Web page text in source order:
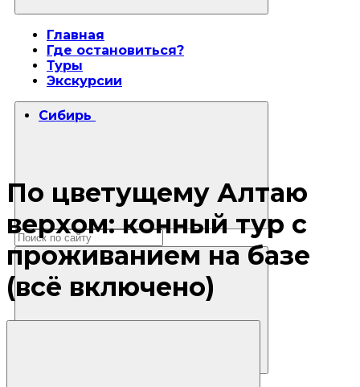
Главная
Где остановиться?
Туры
Экскурсии
Сибирь
По цветущему Алтаю
верхом: конный тур с
проживанием на базе
(всё включено)